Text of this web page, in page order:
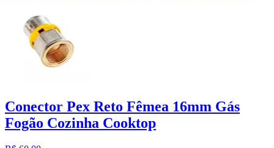
Conector Pex Reto Fêmea 16mm Gás
Fogão Cozinha Cooktop